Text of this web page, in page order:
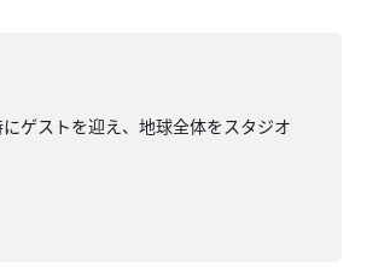
ゲストを迎え、地球全体をスタジオ